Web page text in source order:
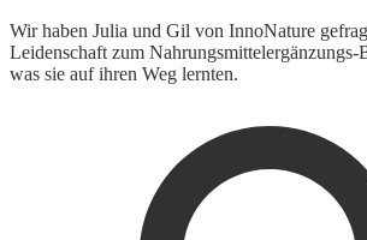
Wir haben Julia und Gil von InnoNature
Leidenschaft zum Nahrungsmittelergänzungs-
was sie auf ihren Weg lernten.